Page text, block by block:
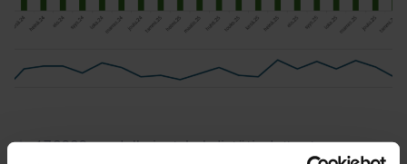
1.7.2026
Julkaisut, Lehdistötiedotteet,